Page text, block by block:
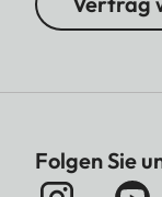
Folgen Sie